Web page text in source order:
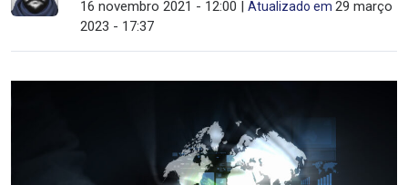
16 novembro 2021 - 12:00 |Atualizado em29 março
2023 - 17:37